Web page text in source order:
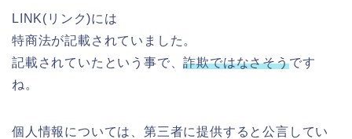
LINK(リンク)には
特商法が記載されていました。
記載されていたという事で、詐欺ではなさそうです
ね。
個人情報については、第三者に提供すると公言してい